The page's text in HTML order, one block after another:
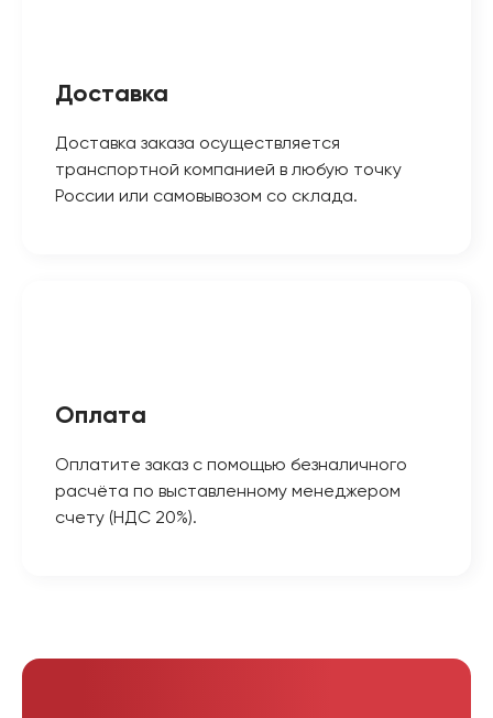
Доставка
Доставка заказа осуществляется
транспортной компанией в любую точку
России или самовывозом со склада.
Оплата
Оплатите заказ с помощью безналичного
расчёта по выставленному менеджером
счету (НДС 20%).